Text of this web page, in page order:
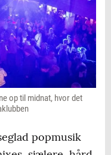
op til midnat, hvor det
popmusik